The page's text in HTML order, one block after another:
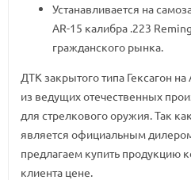
Устанавливается на
AR-15 калибра .223
гражданского рынка.
ДТК закрытого типа Гексагон
из ведущих отечественных
для стрелкового оружия. Так
является официальным
предлагаем купить продукцию
клиента цене.